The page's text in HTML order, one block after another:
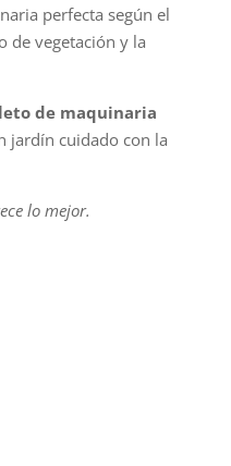
perfecta según el
de vegetación y la
de maquinaria
jardín cuidado con la
lo mejor.